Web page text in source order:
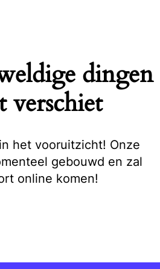
dingen
verschiet
het vooruitzicht! Onze
gebouwd en zal
online komen!